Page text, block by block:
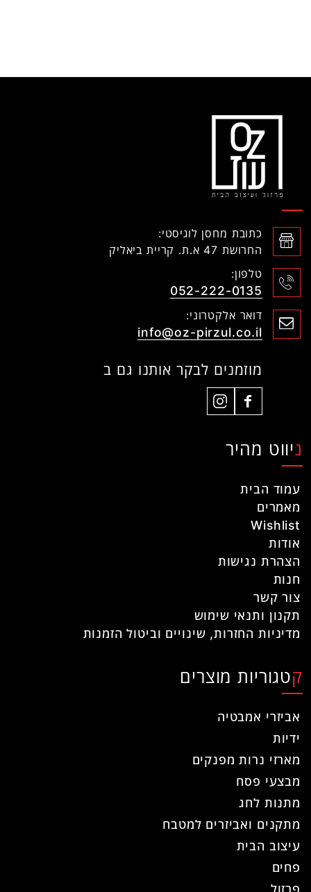
כתובת מחסן לוגיסטי:
החרושת 47 א.ת. קריית ביאליק
טלפון:
052-222-0135
דואר אלקטרוני:
info@oz-pirzul.co.il
מוזמנים לבקר אותנו גם ב
ניווט מהיר
עמוד הבית
מאמרים
Wishlist
אודות
הצהרת נגישות
חנות
צור קשר
תקנון ותנאי שימוש
מדיניות החזרות, שינויים וביטול הזמנות
קטגוריות מוצרים
אביזרי אמבטיה
ידיות
מארזי נרות מפנקים
מבצעי פסח
מתנות לחג
מתקנים ואביזרים למטבח
עיצוב הבית
פחים
פרזול